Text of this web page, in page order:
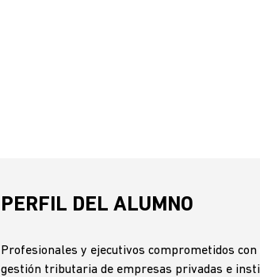
PERFIL DEL ALUMNO
Profesionales y ejecutivos comprometidos
gestión tributaria de empresas privadas e